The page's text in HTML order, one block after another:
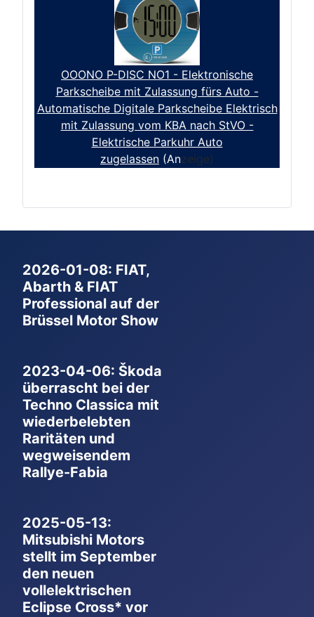
OOONO P-DISC NO1 - Elektronische
Parkscheibe mit Zulassung fürs Auto -
Automatische Digitale Parkscheibe Elektrisch
mit Zulassung vom KBA nach StVO -
Elektrische Parkuhr Auto
zugelassen (Anzeige)
2026-01-08: FIAT,
Abarth & FIAT
Professional auf der
Brüssel Motor Show
2023-04-06: Škoda
überrascht bei der
Techno Classica mit
wiederbelebten
Raritäten und
wegweisendem
Rallye-Fabia
2025-05-13:
Mitsubishi Motors
stellt im September
den neuen
vollelektrischen
Eclipse Cross* vor